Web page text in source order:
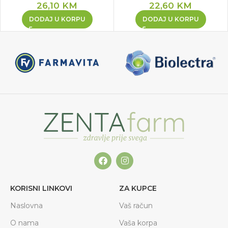
26,10 KM
DODAJ U KORPU
22,60 KM
DODAJ U KORPU
KORISNI LINKOVI
Naslovna
O nama
ZA KUPCE
Vaš račun
Vaša korpa